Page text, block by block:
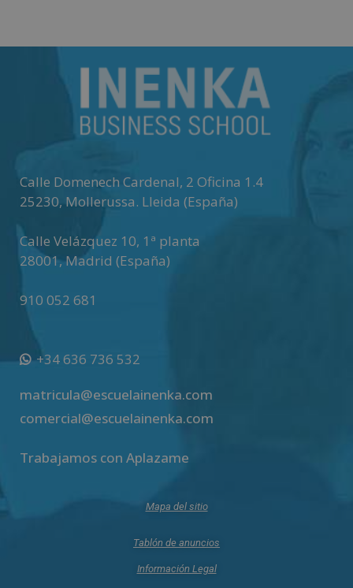
Calle Domenech Cardenal, 2 Oficina 1.4
25230, Mollerussa. Lleida (España)
Calle Velázquez 10, 1ª planta
28001,Madrid (España)
910 052 681
+34 636 736 532
matricula@escuelainenka.com
comercial@escuelainenka.com
Trabajamos con Aplazame
Mapa del sitio
Tablón de anuncios
Información Legal